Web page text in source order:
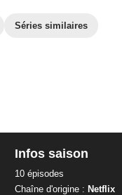
Séries similaires
Infos saison
10 épisodes
Chaîne d'origine : Netflix